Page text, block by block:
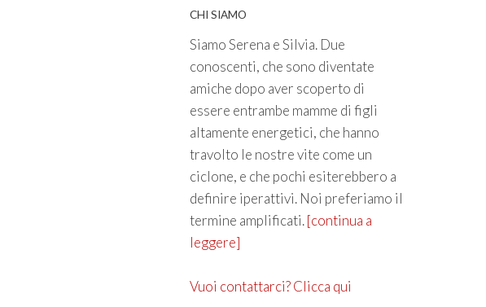
CHI SIAMO
Siamo Serena e Silvia. Due
conoscenti, che sono diventate
amiche dopo aver scoperto di
essere entrambe mamme di figli
altamente energetici, che hanno
travolto le nostre vite come un
ciclone, e che pochi esiterebbero a
definire iperattivi. Noi preferiamo il
termine amplificati.[continua a
leggere]
Vuoi contattarci? Clicca qui